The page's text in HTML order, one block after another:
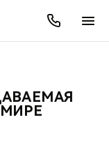
МИРЕ